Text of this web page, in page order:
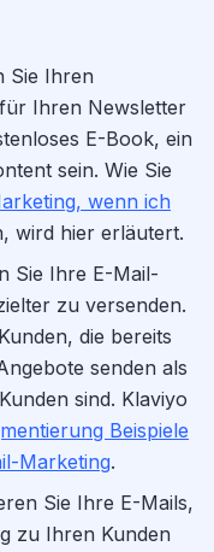
Sie Ihren
Ihren Newsletter
E-Book, ein
sein. Wie Sie
wenn ich
wird hier erläutert.
Sie Ihre E-Mail-
zu versenden.
die bereits
senden als
sind. Klaviyo
Beispiele
Marketing.
Sie Ihre E-Mails,
zu Ihren Kunden